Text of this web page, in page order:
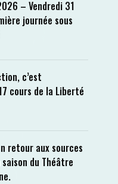
– Vendredi 31
journée sous
c’est
cours de la Liberté
retour aux sources
du Théâtre